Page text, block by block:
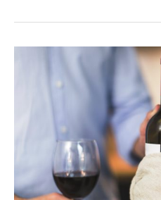
realmente
beneficioso